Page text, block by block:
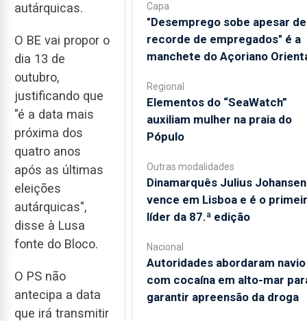
autárquicas.
O BE vai propor o
dia 13 de
outubro,
justificando que
"é a data mais
próxima dos
quatro anos
após as últimas
eleições
autárquicas",
disse à Lusa
fonte do Bloco.
O PS não
antecipa a data
que irá transmitir
Capa
"Desemprego sobe apesar de
recorde de empregados" é a
manchete do Açoriano
Regional
​Elementos do “SeaWatch”
auxiliam mulher na praia do
Pópulo
Outras modalidades
Dinamarquês Julius Johansen
vence em Lisboa e é o
líder da 87.ª edição
Nacional
Autoridades abordaram navio
com cocaína em alto-mar
garantir apreensão da droga